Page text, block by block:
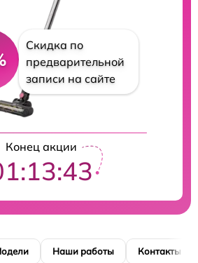
Скидка по
предварительной
записи на сайте
Конец акции
Наши работы Контакты